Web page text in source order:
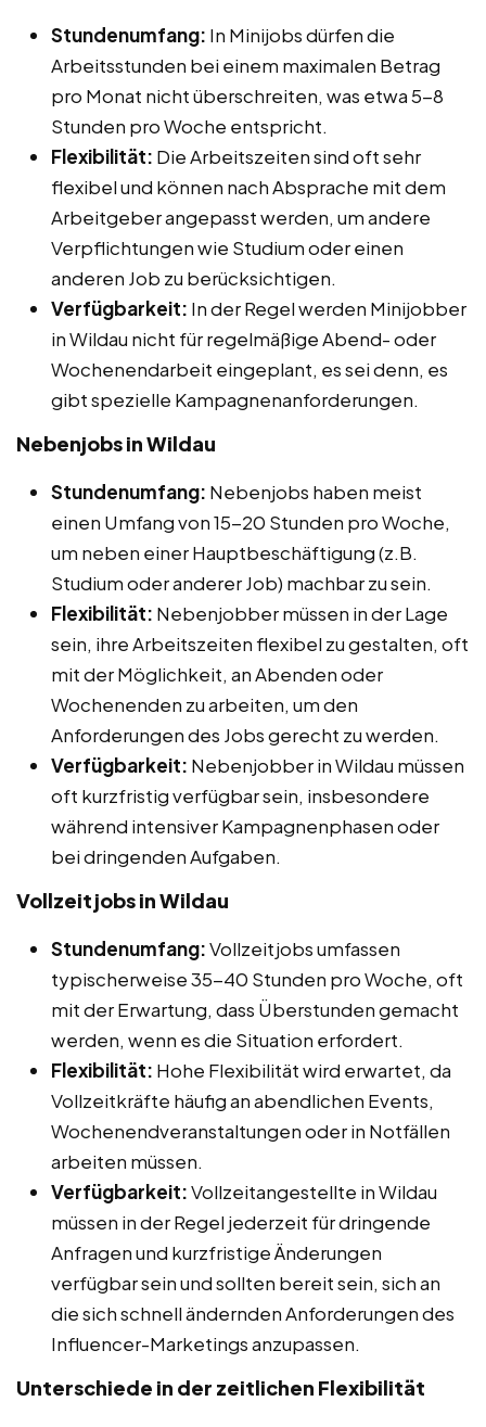
Stundenumfang: In Minijobs dürfen die
Arbeitsstunden bei einem maximalen Betrag
pro Monat nicht überschreiten, was etwa 5-8
Stunden pro Woche entspricht.
Flexibilität: Die Arbeitszeiten sind oft sehr
flexibel und können nach Absprache mit dem
Arbeitgeber angepasst werden, um andere
Verpflichtungen wie Studium oder einen
anderen Job zu berücksichtigen.
Verfügbarkeit: In der Regel werden Minijobber
in Wildau nicht für regelmäßige Abend- oder
Wochenendarbeit eingeplant, es sei denn, es
gibt spezielle Kampagnenanforderungen.
Nebenjobs in Wildau
Stundenumfang: Nebenjobs haben meist
einen Umfang von 15-20 Stunden pro Woche,
um neben einer Hauptbeschäftigung (z.B.
Studium oder anderer Job) machbar zu sein.
Flexibilität: Nebenjobber müssen in der Lage
sein, ihre Arbeitszeiten flexibel zu gestalten, oft
mit der Möglichkeit, an Abenden oder
Wochenenden zu arbeiten, um den
Anforderungen des Jobs gerecht zu werden.
Verfügbarkeit: Nebenjobber in Wildau müssen
oft kurzfristig verfügbar sein, insbesondere
während intensiver Kampagnenphasen oder
bei dringenden Aufgaben.
Vollzeitjobs in Wildau
Stundenumfang:Vollzeitjobs umfassen
typischerweise 35-40 Stunden pro Woche, oft
mit der Erwartung, dass Überstunden gemacht
werden, wenn es die Situation erfordert.
Flexibilität: Hohe Flexibilität wird erwartet, da
Vollzeitkräfte häufig an abendlichen Events,
Wochenendveranstaltungen oder in Notfällen
arbeiten müssen.
Verfügbarkeit:Vollzeitangestellte in Wildau
müssen in der Regel jederzeit für dringende
Anfragen und kurzfristige Änderungen
verfügbar sein und sollten bereit sein, sich an
die sich schnell ändernden Anforderungen des
Influencer-Marketings anzupassen.
Unterschiede in der zeitlichen Flexibilität